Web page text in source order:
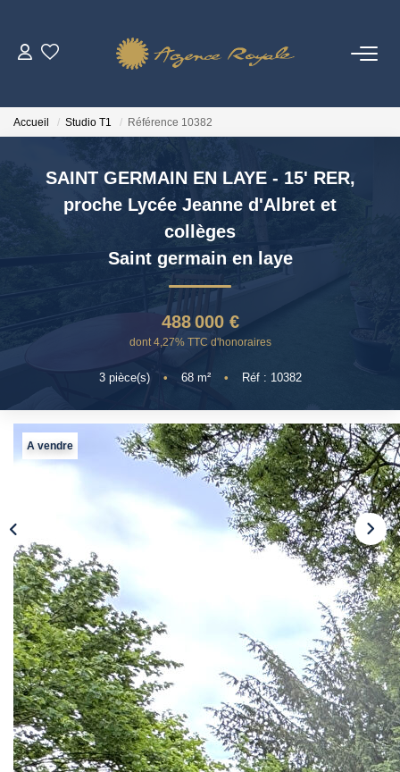
LOCATIONS
ESTIMATION
NOTRE AGENCE
Qui Sommes-Nous ?
Notre Équipe
Nos Actualités
Avis Clients
CONTACT
Accueil Studio T1 Référence 10382
SAINT GERMAIN EN LAYE - 15' RER,
proche Lycée Jeanne d'Albret et
collèges
Saint germain en laye
488 000 €
dont 4,27% TTC d'honoraires
3pièce(s) • 68m² • Réf : 10382
A vendre
Description